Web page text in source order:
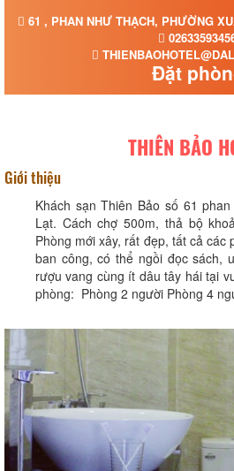
61 , PHAN NHƯ THẠCH, PHƯỜNG
Đặt
THIÊN BẢO
Giới thiệu
Khách sạn Thiên Bảo số 61
Lạt. Cách chợ 500m, thả bộ
Phòng mới xây, rất đẹp, tất cả các
ban công, có thể ngồi đọc sách,
rượu vang cùng ít dâu tây hái tại
phòng: Phòng 2 người Phòng 4